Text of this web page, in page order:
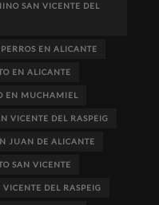
SAN VICENTE DEL
EN ALICANTE
EN ALICANTE
EN MUCHAMIEL
VICENTE DEL RASPEIG
JUAN DE ALICANTE
SAN VICENTE
DEL RASPEIG